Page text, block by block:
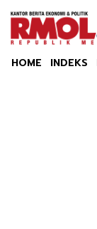
HOME INDEKS